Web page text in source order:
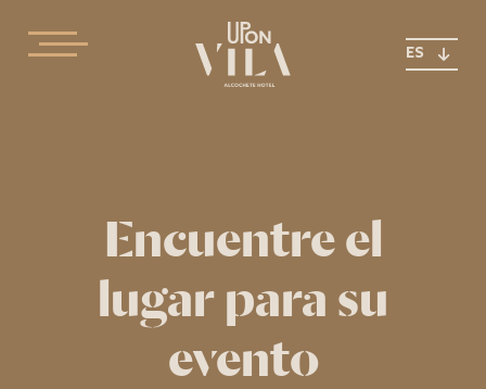
ES
Encuentre el
lugar para su
evento